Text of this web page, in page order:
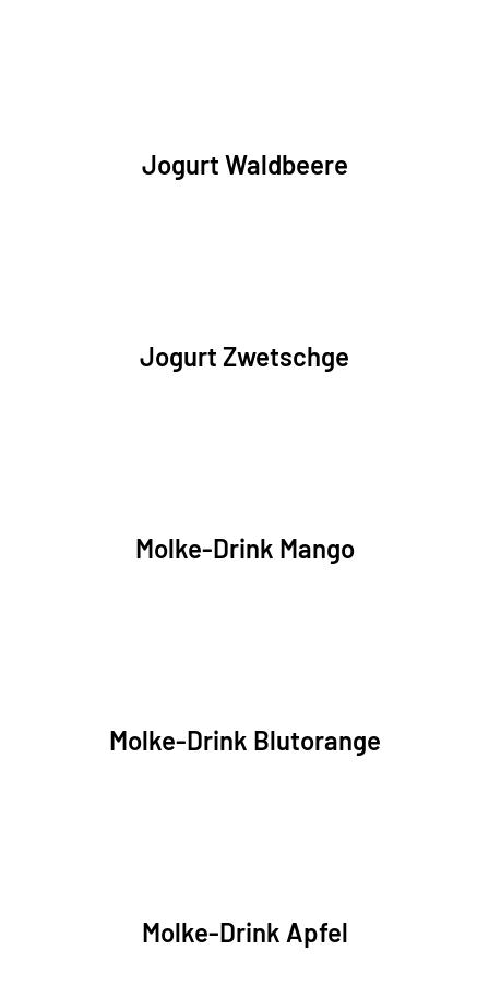
Jogurt Waldbeere
Jogurt Zwetschge
Molke-Drink Mango
Molke-Drink Blutorange
Molke-Drink Apfel